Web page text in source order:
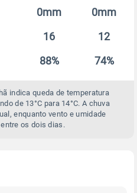
0mm 0mm
16 12
88% 74%
indica queda de temperatura
de 13°C para 14°C. A chuva
enquanto vento e umidade
os dois dias.